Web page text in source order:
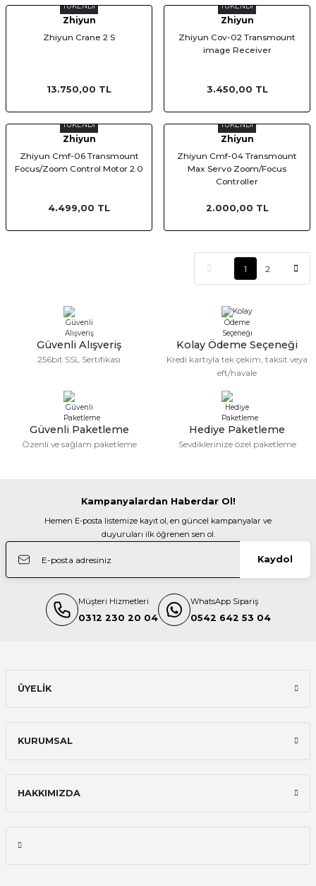
TÜKENDİ
Zhiyun
Zhiyun Crane 2 S
13.750,00 TL
TÜKENDİ
Zhiyun
Zhiyun Cov-02 Transmount
image Receiver
3.450,00 TL
TÜKENDİ
Zhiyun
Zhiyun Cmf-06 Transmount
Focus/Zoom Control Motor 2.0
4.499,00 TL
TÜKENDİ
Zhiyun
Zhiyun Cmf-04 Transmount
Max Servo Zoom/Focus
Controller
2.000,00 TL
1 2
Güvenli Alışveriş
256bit SSL Sertifikası
Kolay Ödeme Seçeneği
Kredi kartıyla tek çekim, taksit veya
eft/havale
Güvenli Paketleme
Özenli ve sağlam paketleme
Hediye Paketleme
Sevdiklerinize özel paketleme
Kampanyalardan Haberdar Ol!
Hemen E-posta listemize kayıt ol, en güncel kampanyalar ve
duyuruları ilk öğrenen sen ol.
Kaydol
Müşteri Hizmetleri
0312 230 20 04
WhatsApp Sipariş
0542 642 53 04
ÜYELİK
KURUMSAL
HAKKIMIZDA